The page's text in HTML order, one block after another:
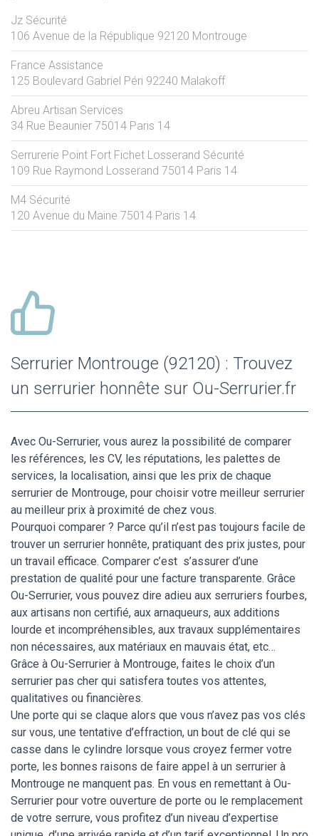
Jz Sécurité
106 Avenue de la République 92120 Montrouge
France Assistance
125 Boulevard Gabriel Péri 92240 Malakoff
Abreu Artisan Services
34 Rue Beaunier 75014 Paris 14
Serrurerie Point Fort Fichet Losserand Sécurité
109 Rue Raymond Losserand 75014 Paris 14
M4 Sécurité
120 Avenue du Maine 75014 Paris 14
Serrurier Montrouge (92120) : Trouvez
un serrurier honnête sur Ou-Serrurier.fr
Avec Ou-Serrurier, vous aurez la possibilité de comparer
les références, les CV, les réputations, les palettes de
services, la localisation, ainsi que les prix de chaque
serrurier de Montrouge, pour choisir votre meilleur serrurier
au meilleur prix à proximité de chez vous.
Pourquoi comparer ? Parce qu’il n’est pas toujours facile de
trouver un serrurier honnête, pratiquant des prix justes, pour
un travail efficace. Comparer c’est s’assurer d’une
prestation de qualité pour une facture transparente. Grâce
Ou-Serrurier, vous pouvez dire adieu aux serruriers fourbes,
aux artisans non certifié, aux arnaqueurs, aux additions
lourde et incompréhensibles, aux travaux supplémentaires
non nécessaires, aux matériaux en mauvais état, etc…
Grâce à Ou-Serrurier à Montrouge, faites le choix d’un
serrurier pas cher qui satisfera toutes vos attentes,
qualitatives ou financières.
Une porte qui se claque alors que vous n’avez pas vos clés
sur vous, une tentative d’effraction, un bout de clé qui se
casse dans le cylindre lorsque vous croyez fermer votre
porte, les bonnes raisons de faire appel à un serrurier à
Montrouge ne manquent pas. En vous en remettant à Ou-
Serrurier pour votre ouverture de porte ou le remplacement
de votre serrure, vous profitez d’un niveau d’expertise